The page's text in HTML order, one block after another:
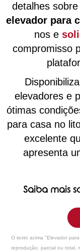
detalhes
elevador para
nos e
compromisso
elevadores e
ótimas
para casa no
excelente
apresenta
Saiba mais
O texto acima "Elevador
reprodução, parcial ou total,